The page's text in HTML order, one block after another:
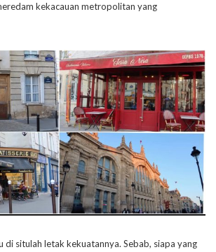
kekacauan metropolitan yang
di situlah letak kekuatannya. Sebab, siapa yang